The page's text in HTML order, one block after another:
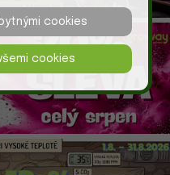
cookies
cookies